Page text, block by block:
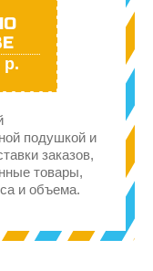
р.
подушкой и
заказов,
товары,
и объема.